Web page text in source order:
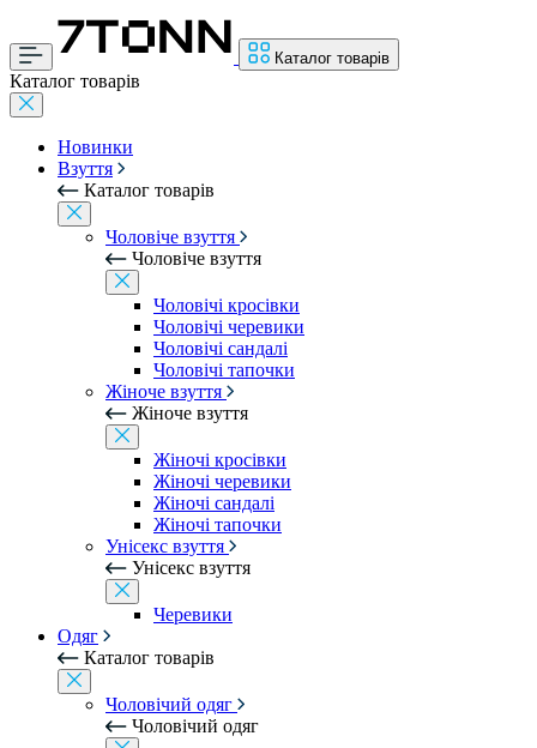
Каталог товарів
Каталог товарів
Новинки
Взуття
Каталог товарів
Чоловіче взуття
Чоловіче взуття
Чоловічі кросівки
Чоловічі черевики
Чоловічі сандалі
Чоловічі тапочки
Жіноче взуття
Жіноче взуття
Жіночі кросівки
Жіночі черевики
Жіночі сандалі
Жіночі тапочки
Унісекс взуття
Унісекс взуття
Черевики
Одяг
Каталог товарів
Чоловічий одяг
Чоловічий одяг